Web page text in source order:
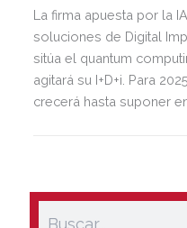
La firma apuesta por la
soluciones de Digital
sitúa el quantum
agitará su I+D+i. Para
crecerá hasta suponer